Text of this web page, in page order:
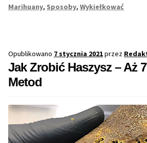
PROMOCJA 500 Plus
Formy i Koszt Wysyłki
Kontakt
Marihuany, Sposoby, Wykiełkować
Opublikowano 7 stycznia 2021przez
Jak Zrobić Haszysz – Aż
Metod